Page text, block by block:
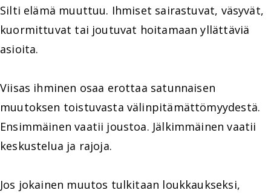
Silti elämä muuttuu. Ihmiset sairastuvat, väsyvät,
kuormittuvat tai joutuvat hoitamaan yllättäviä
asioita.
Viisas ihminen osaa erottaa satunnaisen
muutoksen toistuvasta välinpitämättömyydestä.
Ensimmäinen vaatii joustoa. Jälkimmäinen vaatii
keskustelua ja rajoja.
Jos jokainen muutos tulkitaan loukkaukseksi,